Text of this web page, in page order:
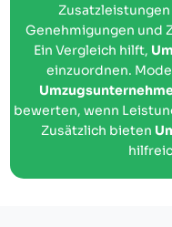
Genehmigungen und
Ein Vergleich hilft,
einzuordnen.
bewerten, wenn
Zusätzlich bieten